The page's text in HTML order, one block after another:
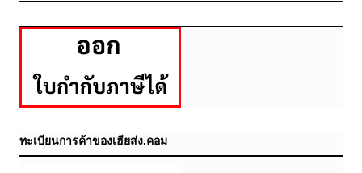
ทะเบียนการค้าของเฮียส่ง.คอม